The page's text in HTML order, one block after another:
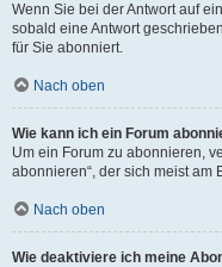
Wenn Sie bei der Antwort auf
sobald eine Antwort
für Sie abonniert.
Nach oben
Wie kann ich ein Forum
Um ein Forum zu abonnieren,
abonnieren“, der sich meist am
Nach oben
Wie deaktiviere ich meine